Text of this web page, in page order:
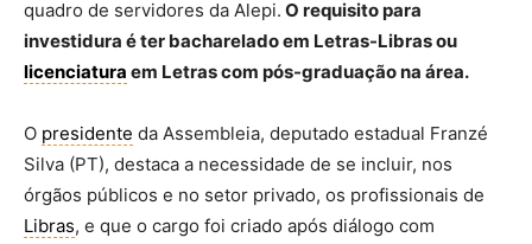
quadro de servidores da Alepi. O requisito para
investidura é ter bacharelado em Letras-Libras ou
licenciatura em Letras com pós-graduação na área.
O presidente da Assembleia, deputado estadual Franzé
Silva (PT), destaca a necessidade de se incluir, nos
órgãos públicos e no setor privado, os profissionais de
Libras, e que o cargo foi criado após diálogo com